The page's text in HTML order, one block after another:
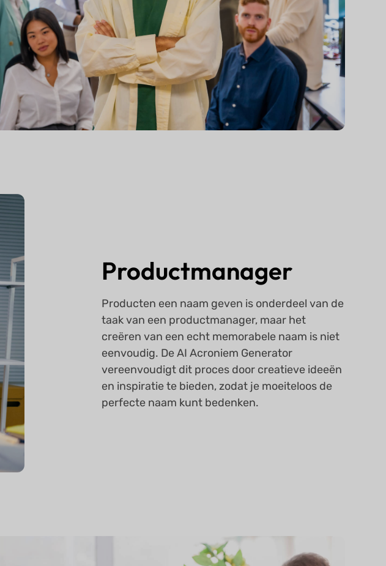
Productmanager
Producten een naam geven is onderdeel van de
taak van een productmanager, maar het
creëren van een echt memorabele naam is niet
eenvoudig. De AI Acroniem Generator
vereenvoudigt dit proces door creatieve ideeën
en inspiratie te bieden, zodat je moeiteloos de
perfecte naam kunt bedenken.